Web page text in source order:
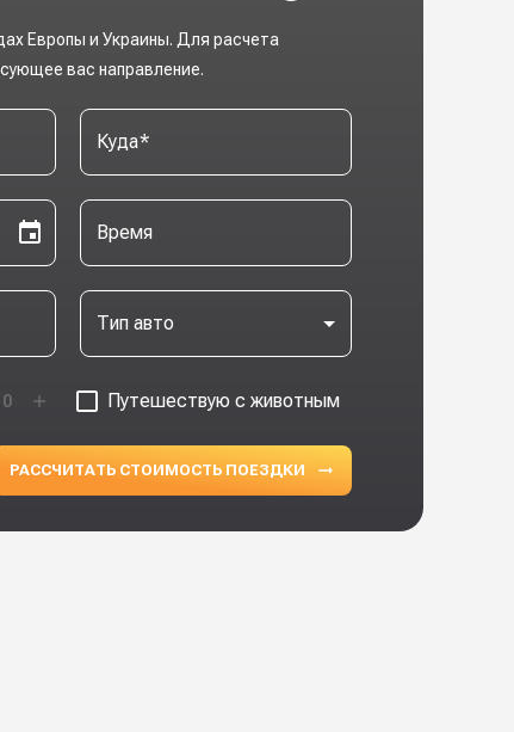
Европы и Украины. Для расчета
вас направление.
Куда*
Время
Тип авто
0 Путешествую с животным
РАССЧИТАТЬ СТОИМОСТЬ ПОЕЗДКИ